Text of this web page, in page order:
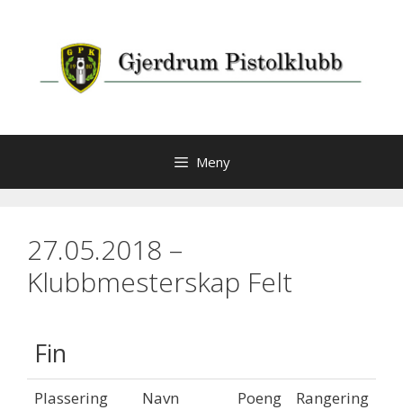
Meny
27.05.2018 –
Klubbmesterskap Felt
Fin
Plassering Navn Poeng
Rangering